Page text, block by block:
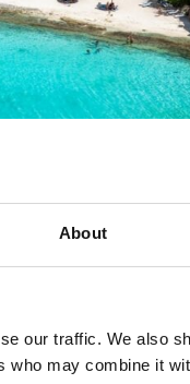
About
our traffic. We also
who may combine it